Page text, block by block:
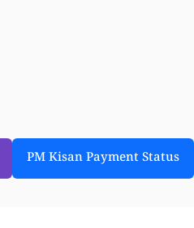
PM Kisan Payment Status